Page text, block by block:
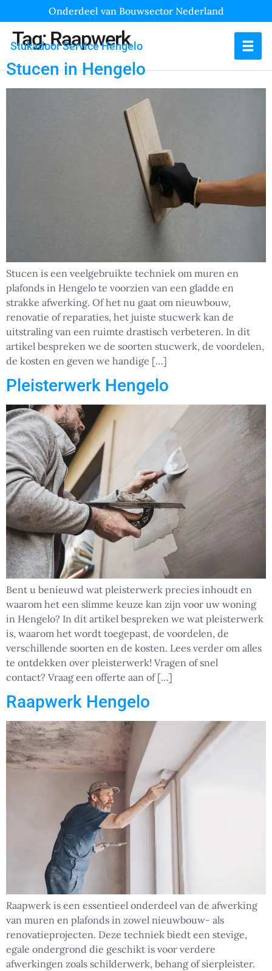
Onderdeel van Bouwsector Nederland
Stukadoor Service Hengelo
Tag:Raapwerk
Stucen in Hengelo
Stucen is een veelgebruikte techniek om muren en
plafonds in Hengelo te voorzien van een gladde en
strakke afwerking. Of het nu gaat om nieuwbouw,
renovatie of reparaties, het juiste stucwerk kan de
uitstraling van een ruimte drastisch verbeteren. In dit
artikel bespreken we de soorten stucwerk, de voordelen,
de kosten en geven we handige […]
Pleisterwerk Hengelo
Bent u benieuwd wat pleisterwerk precies inhoudt en
waarom het een slimme keuze kan zijn voor uw woning
in Hengelo? In dit artikel bespreken we wat pleisterwerk
is, waarom het wordt toegepast, de voordelen, de
verschillende soorten en de kosten. Lees verder om alles
te ontdekken over pleisterwerk! Vragen of snel
contact? Vraag een offerte aan of […]
Raapwerk Hengelo
Raapwerk is een essentieel onderdeel van de afwerking
van muren en plafonds in zowel nieuwbouw- als
renovatieprojecten. Deze techniek biedt een stevige,
egale ondergrond die geschikt is voor verdere
afwerkingen zoals schilderwerk, behang of sierpleister.